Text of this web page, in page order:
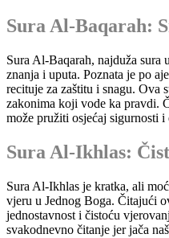
Sura Al-Baqarah:
Sura Al-Baqarah, najduža sura
znanja i uputa. Poznata je po
recituje za zaštitu i snagu. Ova
zakonima koji vode ka pravdi.
može pružiti osjećaj sigurnosti i
Sura Al-Ikhlas:
Sura Al-Ikhlas je kratka, ali
vjeru u Jednog Boga. Čitajući
jednostavnost i čistoću
svakodnevno čitanje jer jača